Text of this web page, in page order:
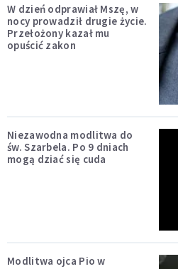
W dzień odprawiał Mszę, w
nocy prowadził drugie życie.
Przełożony kazał mu
opuścić zakon
Niezawodna modlitwa do
św. Szarbela. Po 9 dniach
mogą dziać się cuda
Modlitwa ojca Pio w